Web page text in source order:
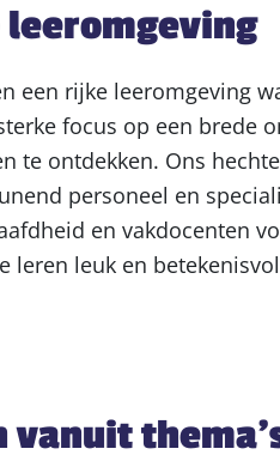
leeromgeving
een rijke leeromgeving
focus op een brede
te ontdekken. Ons
personeel en
en vakdocenten
leren leuk en
vanuit